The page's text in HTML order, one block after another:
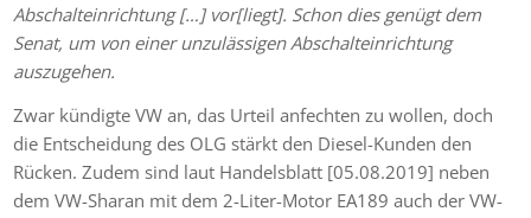
Abschalteinrichtung […] vor[liegt]. Schon dies genügt dem
Senat, um von einer unzulässigen Abschalteinrichtung
auszugehen.
Zwar kündigte VW an, das Urteil anfechten zu wollen, doch
die Entscheidung des OLG stärkt den Diesel-Kunden den
Rücken. Zudem sind laut Handelsblatt [05.08.2019] neben
dem VW-Sharan mit dem 2-Liter-Motor EA189 auch der VW-